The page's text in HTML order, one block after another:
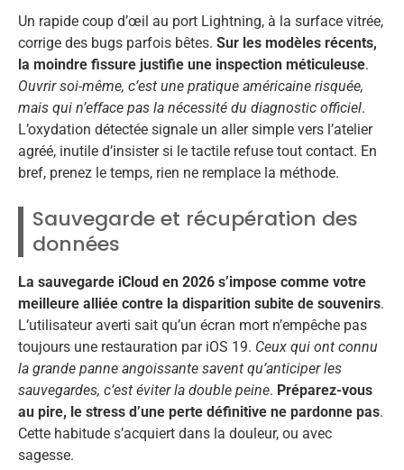
Un rapide coup d’œil au port Lightning, à la surface vitrée,
corrige des bugs parfois bêtes. Sur les modèles récents,
la moindre fissure justifie une inspection méticuleuse.
Ouvrir soi-même, c’est une pratique américaine risquée,
mais qui n’efface pas la nécessité du diagnostic officiel.
L’oxydation détectée signale un aller simple vers l’atelier
agréé, inutile d’insister si le tactile refuse tout contact. En
bref, prenez le temps, rien ne remplace la méthode.
Sauvegarde et récupération des
données
La sauvegarde iCloud en 2026 s’impose comme votre
meilleure alliée contre la disparition subite de souvenirs.
L’utilisateur averti sait qu’un écran mort n’empêche pas
toujours une restauration par iOS 19. Ceux qui ont connu
la grande panne angoissante savent qu’anticiper les
sauvegardes, c’est éviter la double peine. Préparez-vous
au pire, le stress d’une perte définitive ne pardonne pas.
Cette habitude s’acquiert dans la douleur, ou avec
sagesse.